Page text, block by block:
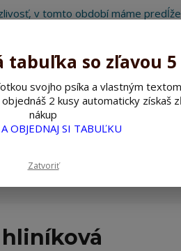
v tomto období máme
tabuľka so zľavou 5
svojho psíka a vlastným
2 kusy automaticky získaš
nákup
OBJEDNAJ SI TABUĽKU
Zatvoriť